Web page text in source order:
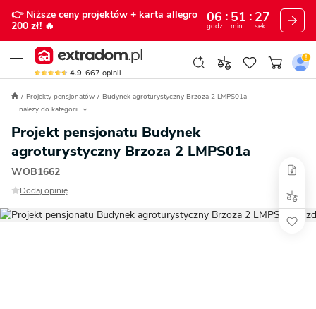
👉 Niższe ceny projektów + karta allegro
200 zł! 🔥
06
godz.
51
min.
26
sek.
4.9 667 opinii
Projekty pensjonatów
Budynek agroturystyczny Brzoza 2 LMPS01a
należy do kategorii
Projekt pensjonatu Budynek
agroturystyczny Brzoza 2 LMPS01a
WOB1662
Dodaj opinię